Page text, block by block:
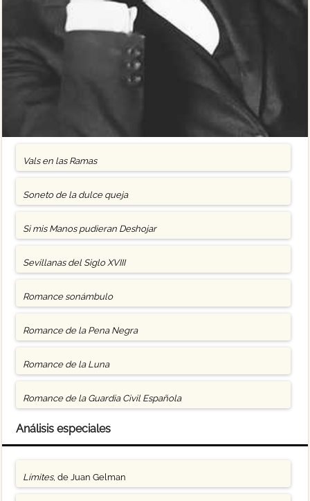
Vals en las Ramas
Soneto de la dulce queja
Si mis Manos pudieran Deshojar
Sevillanas del Siglo XVIII
Romance sonámbulo
Romance de la Pena Negra
Romance de la Luna
Romance de la Guardia Civil Española
Análisis especiales
Límites, de Juan Gelman